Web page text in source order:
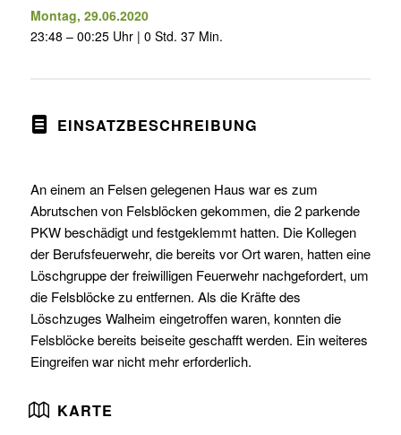
Montag, 29.06.2020
23:48 – 00:25 Uhr | 0 Std. 37 Min.
EINSATZBESCHREIBUNG
An einem an Felsen gelegenen Haus war es zum
Abrutschen von Felsblöcken gekommen, die 2 parkende
PKW beschädigt und festgeklemmt hatten. Die Kollegen
der Berufsfeuerwehr, die bereits vor Ort waren, hatten eine
Löschgruppe der freiwilligen Feuerwehr nachgefordert, um
die Felsblöcke zu entfernen. Als die Kräfte des
Löschzuges Walheim eingetroffen waren, konnten die
Felsblöcke bereits beiseite geschafft werden. Ein weiteres
Eingreifen war nicht mehr erforderlich.
KARTE